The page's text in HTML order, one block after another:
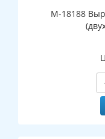
М-18188